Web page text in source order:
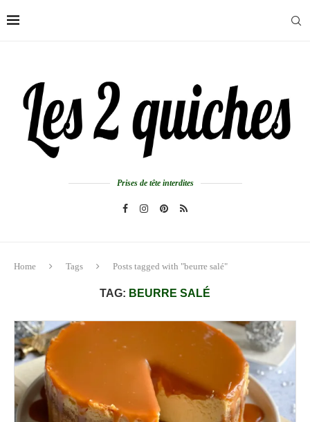
Prises de tête interdites
Home Tags Posts tagged with "beurre salé"
TAG: BEURRE SALÉ